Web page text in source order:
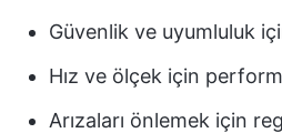
Güvenlik ve uyumluluk
Hız ve ölçek için
Arızaları önlemek için